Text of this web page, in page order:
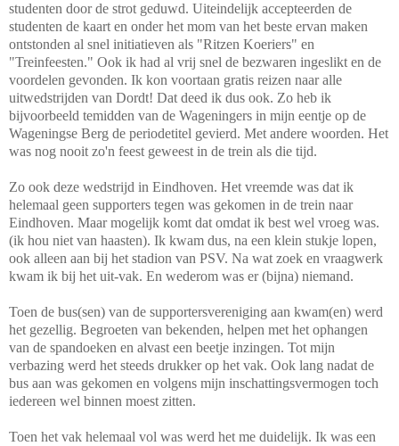
studenten door de strot geduwd. Uiteindelijk accepteerden de
studenten de kaart en onder het mom van het beste ervan maken
ontstonden al snel initiatieven als "Ritzen Koeriers" en
"Treinfeesten." Ook ik had al vrij snel de bezwaren ingeslikt en de
voordelen gevonden. Ik kon voortaan gratis reizen naar alle
uitwedstrijden van Dordt! Dat deed ik dus ook. Zo heb ik
bijvoorbeeld temidden van de Wageningers in mijn eentje op de
Wageningse Berg de periodetitel gevierd. Met andere woorden. Het
was nog nooit zo'n feest geweest in de trein als die tijd.
Zo ook deze wedstrijd in Eindhoven. Het vreemde was dat ik
helemaal geen supporters tegen was gekomen in de trein naar
Eindhoven. Maar mogelijk komt dat omdat ik best wel vroeg was.
(ik hou niet van haasten). Ik kwam dus, na een klein stukje lopen,
ook alleen aan bij het stadion van PSV. Na wat zoek en vraagwerk
kwam ik bij het uit-vak. En wederom was er (bijna) niemand.
Toen de bus(sen) van de supportersvereniging aan kwam(en) werd
het gezellig. Begroeten van bekenden, helpen met het ophangen
van de spandoeken en alvast een beetje inzingen. Tot mijn
verbazing werd het steeds drukker op het vak. Ook lang nadat de
bus aan was gekomen en volgens mijn inschattingsvermogen toch
iedereen wel binnen moest zitten.
Toen het vak helemaal vol was werd het me duidelijk. Ik was een